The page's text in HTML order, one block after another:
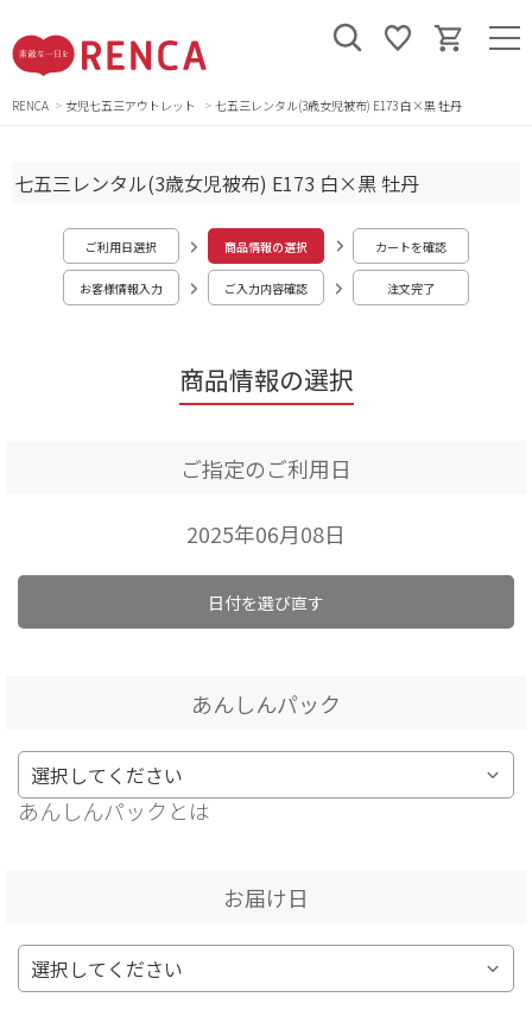
RENCA 女児七五三アウトレット 七五三レンタル(3歳女児被布) E173 白×黒 牡丹
商品情報の選択
七五三レンタル(3歳女児被布) E173 白×黒 牡丹
ご利用日選択 商品情報の選択 カートを確認
お客様情報入力 ご入力内容確認 注文完了
ご指定のご利用日
2025年06月08日
日付を選び直す
あんしんパック
あんしんパックとは
お届け日